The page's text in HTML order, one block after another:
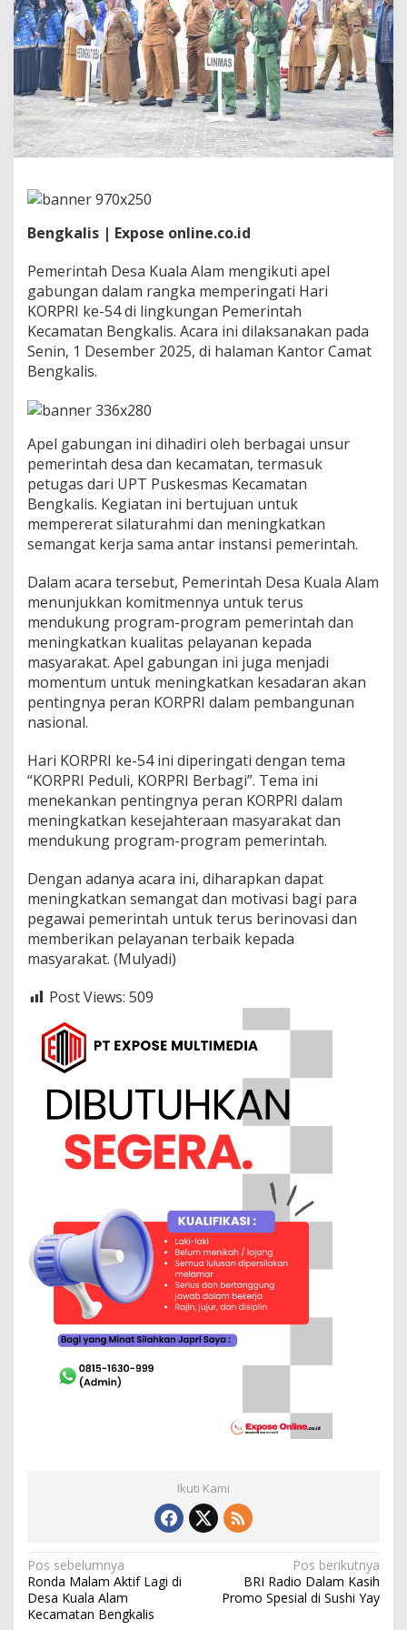
u
a
l
a
A
l
a
m
M
k
t
i
A
p
e
G
g
a
n
Bengkalis | Expose online.co.id
Pemerintah Desa Kuala Alam mengikuti apel
gabungan dalam rangka memperingati Hari
KORPRI ke-54 di lingkungan Pemerintah
Kecamatan Bengkalis. Acara ini dilaksanakan pada
Senin, 1 Desember 2025, di halaman Kantor Camat
Bengkalis.
Apel gabungan ini dihadiri oleh berbagai unsur
pemerintah desa dan kecamatan, termasuk
petugas dari UPT Puskesmas Kecamatan
Bengkalis. Kegiatan ini bertujuan untuk
mempererat silaturahmi dan meningkatkan
semangat kerja sama antar instansi pemerintah.
Dalam acara tersebut, Pemerintah Desa Kuala Alam
menunjukkan komitmennya untuk terus
mendukung program-program pemerintah dan
meningkatkan kualitas pelayanan kepada
masyarakat. Apel gabungan ini juga menjadi
momentum untuk meningkatkan kesadaran akan
pentingnya peran KORPRI dalam pembangunan
nasional.
Hari KORPRI ke-54 ini diperingati dengan tema
“KORPRI Peduli, KORPRI Berbagi”. Tema ini
menekankan pentingnya peran KORPRI dalam
meningkatkan kesejahteraan masyarakat dan
mendukung program-program pemerintah.
Dengan adanya acara ini, diharapkan dapat
meningkatkan semangat dan motivasi bagi para
pegawai pemerintah untuk terus berinovasi dan
memberikan pelayanan terbaik kepada
masyarakat. (Mulyadi)
Post Views: 509
Ikuti Kami
N
a
v
Pos sebelumnya
Ronda Malam Aktif Lagi di
Desa Kuala Alam
Kecamatan Bengkalis
Pos berikutnya
BRI Radio Dalam Kasih
Promo Spesial di Sushi Yay